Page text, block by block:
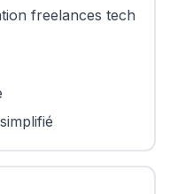
freelances tech